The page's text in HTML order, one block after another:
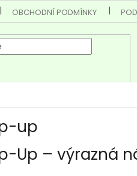
OBCHODNÍ PODMÍNKY
up
Up – výrazná